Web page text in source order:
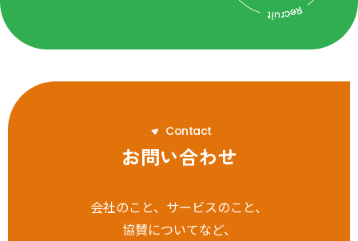
Contact
お問い合わせ
会社のこと、サービスのこと、
協賛についてなど、